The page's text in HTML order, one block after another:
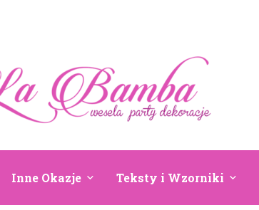
Inne Okazje Teksty i Wzorniki